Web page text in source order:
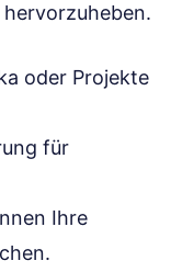
oder Projekte
für
Ihre